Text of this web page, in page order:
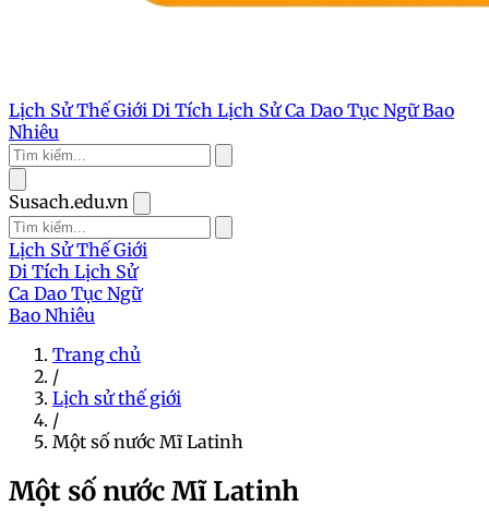
Lịch Sử Thế Giới Di Tích Lịch SửCa Dao Tục NgữBao
Nhiêu
Susach.edu.vn
Lịch Sử Thế Giới
Di Tích Lịch Sử
Ca Dao Tục Ngữ
Bao Nhiêu
Trang chủ
/
Lịch sử thế giới
/
Một số nước Mĩ Latinh
Một số nước Mĩ Latinh